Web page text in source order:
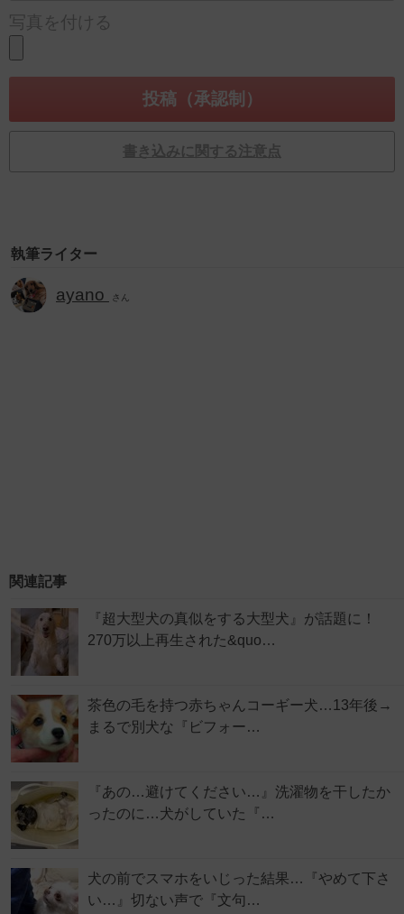
写真を付ける
書き込みに関する注意点
執筆ライター
ayano さん
関連記事
『超大型犬の真似をする大型犬』が話題に！
270万以上再生された&quo…
茶色の毛を持つ赤ちゃんコーギー犬…13年後→
まるで別犬な『ビフォー…
『あの…避けてください…』洗濯物を干したか
ったのに…犬がしていた『…
犬の前でスマホをいじった結果…『やめて下さ
い…』切ない声で『文句…